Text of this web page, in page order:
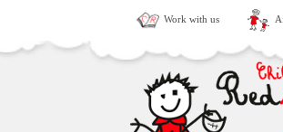
Work with us